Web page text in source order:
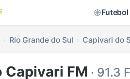
Rio Grande do Sul Capivari do
Capivari FM · 91.3